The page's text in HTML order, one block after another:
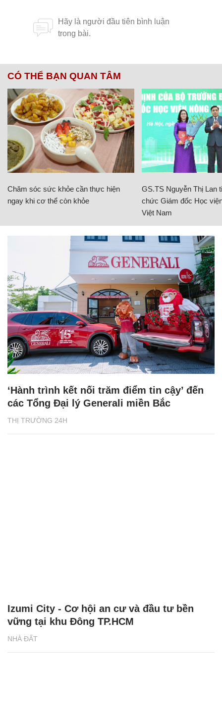
CÓ THỂ BẠN QUAN TÂM
Chăm sóc sức khỏe cần thực hiện
ngay khi cơ thể còn khỏe
GS.TS Nguyễn Thị Lan
chức Giám đốc Học
Việt Nam
THỊ TRƯỜNG 24H
‘Hành trình kết nối trăm điểm tin cậy’ đến
các Tổng Đại lý Generali miền Bắc
NHÀ ĐẤT
Izumi City - Cơ hội an cư và đầu tư bền
vững tại khu Đông TP.HCM